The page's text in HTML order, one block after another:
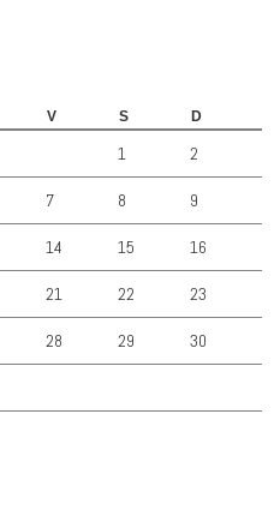
V S D
1 2
7 8 9
14 15 16
21 22 23
28 29 30